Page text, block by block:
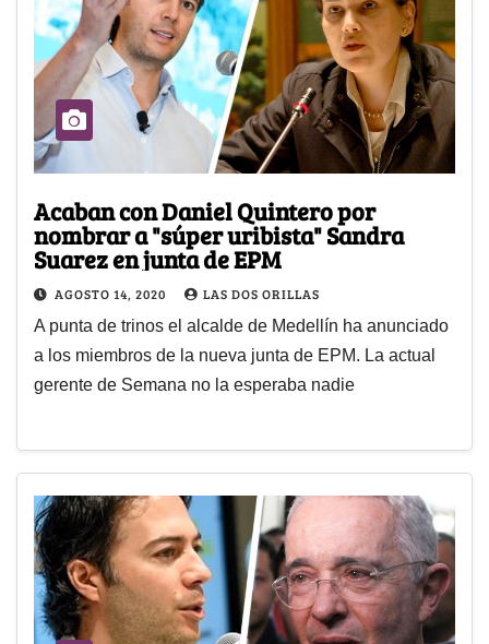
Acaban con Daniel Quintero por
nombrar a "súper uribista" Sandra
Suarez en junta de EPM
AGOSTO 14, 2020 LAS DOS ORILLAS
A punta de trinos el alcalde de Medellín ha anunciado
a los miembros de la nueva junta de EPM. La actual
gerente de Semana no la esperaba nadie